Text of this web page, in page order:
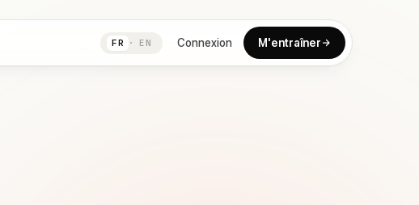
FR · EN Connexion M'entraîner